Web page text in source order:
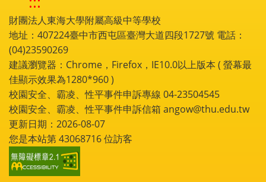
財團法人東海大學附屬高級中等學校
地址：407224臺中市西屯區臺灣大道四段1727號 電話：
(04)23590269
建議瀏覽器：Chrome，Firefox，IE10.0以上版本 ( 螢幕最
佳顯示效果為1280*960 )
校園安全、霸凌、性平事件申訴專線 04-23504545
校園安全、霸凌、性平事件申訴信箱 angow@thu.edu.tw
更新日期：2026-08-07
您是本站第43068716位訪客